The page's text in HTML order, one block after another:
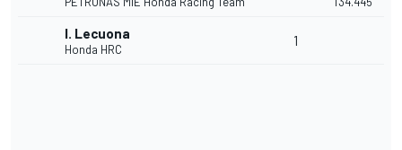
I. Lecuona
Honda HRC
1